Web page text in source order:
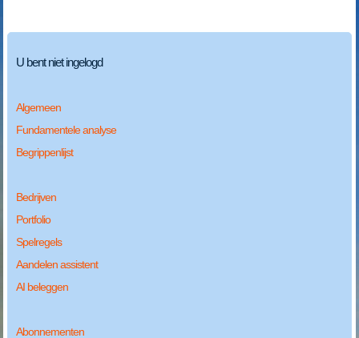
U bent niet ingelogd
Algemeen
Fundamentele analyse
Begrippenlijst
Bedrijven
Portfolio
Spelregels
Aandelen assistent
AI beleggen
Abonnementen